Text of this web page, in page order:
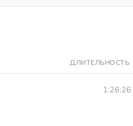
ДЛИТЕЛЬНОСТЬ
1:26:26